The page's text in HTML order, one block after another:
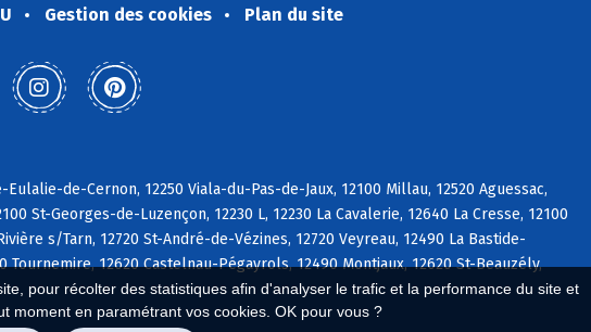
pour récolter des statistiques afin d'analyser le trafic et la performance du site et
moment en paramétrant vos cookies. OK pour vous ?
Gestion des cookies Plan du site
de-Cernon, 12250 Viala-du-Pas-de-Jaux, 12100 Millau, 12520 Aguessac,
St-Georges-de-Luzençon, 12230 L, 12230 La Cavalerie, 12640 La Cresse, 12100
s/Tarn, 12720 St-André-de-Vézines, 12720 Veyreau, 12490 La Bastide-
12620 Castelnau-Pégayrols, 12490 Montjaux, 12620 St-Beauzély,